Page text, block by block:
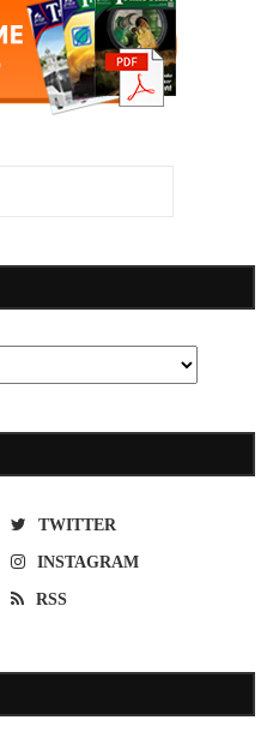
TWITTER
INSTAGRAM
RSS